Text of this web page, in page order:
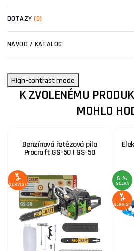
DOTAZY(0)
NÁVOD / KATALOG
High-contrast mode
K ZVOLENÉMU
MOHLO
Benzínová řetězová pila
Procraft GS-50 | GS-50
SERVIS+
6 %
SLEVA
SERVIS+